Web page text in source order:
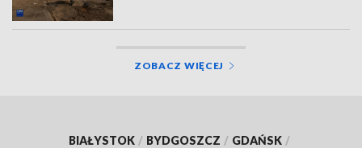
ZOBACZ WIĘCEJ
BIAŁYSTOK / BYDGOSZCZ / GDAŃSK /